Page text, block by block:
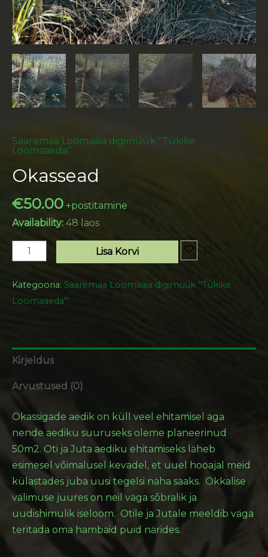
Saaremaa Loomaaia digimüük ''Tükike
Loomaaeda''
Okassead
€50.00 +postitamine
Availability: 48 laos
Lisa Korvi
Kategooria: Saaremaa Loomaaia digimüük ''Tükike
Loomaaeda''
Kirjeldus
Arvustused (0)
Okassigade aedik on küll veel ehitamisel aga
nende aediku suuruseks oleme planeerinud
50m2. Oti ja Juta aediku ehitamiseks läheb
esimesel võimalusel kevadel, et uuel hooajal meid
külastades juba uusi tegelsi näha saaks. Okkalise
välimuse juures on neil väga sõbralik ja
uudishimulik iseloom. Otile ja Jutale meeldib väga
teritada oma hambaid puid närides.